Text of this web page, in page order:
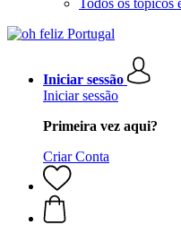
Todos os
Iniciar sessão
Iniciar sessão
Primeira vez aqui?
Criar Conta